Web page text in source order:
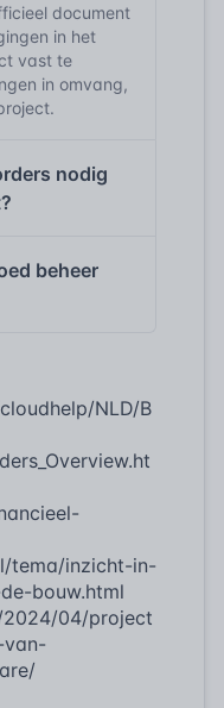
document
in het
vast te
in omvang,
nodig
beheer
NLD/B
tema/inzicht-in-
bouw.html
04/project